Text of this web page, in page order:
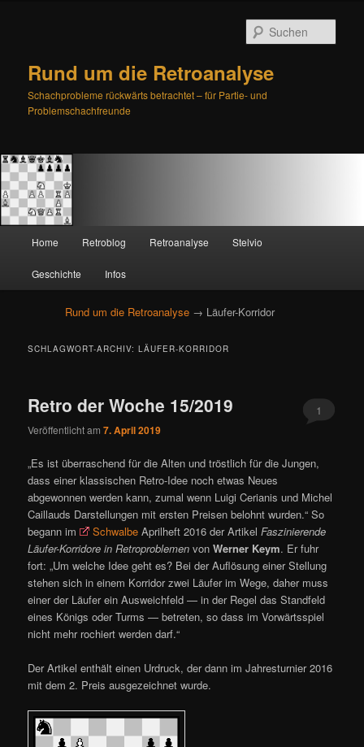
Rund um die Retroanalyse
Schachprobleme rückwärts betrachtet – für Partie- und
Problemschachfreunde
Zum
primären
Inhalt
springen
Zum
sekundären
Inhalt
springen
Home Retroblog Retroanalyse Stelvio
Geschichte Infos
Rund um die Retroanalyse → Läufer-Korridor
SCHLAGWORT-ARCHIV:LÄUFER-KORRIDOR
Retro der Woche 15/2019
Veröffentlicht am7. April 2019
1
„Es ist überraschend für die Alten und tröstlich für die Jungen,
dass einer klassischen Retro-Idee noch etwas Neues
abgewonnen werden kann, zumal wenn Luigi Cerianis und Michel
Caillauds Darstellungen mit ersten Preisen belohnt wurden.“ So
begann im
Schwalbe Aprilheft 2016 der ArtikelFaszinierende
Läufer-Korridore in Retroproblemen vonWerner Keym. Er fuhr
fort: „Um welche Idee geht es? Bei der Auflösung einer Stellung
stehen sich in einem Korridor zwei Läufer im Wege, daher muss
einer der Läufer ein Ausweichfeld — in der Regel das Standfeld
eines Königs oder Turms — betreten, so dass im Vorwärtsspiel
nicht mehr rochiert werden darf.“
Der Artikel enthält einen Urdruck, der dann im Jahresturnier 2016
mit dem 2. Preis ausgezeichnet wurde.